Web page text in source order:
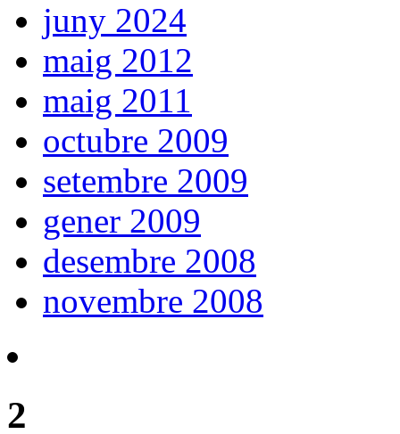
juny 2024
maig 2012
maig 2011
octubre 2009
setembre 2009
gener 2009
desembre 2008
novembre 2008
2